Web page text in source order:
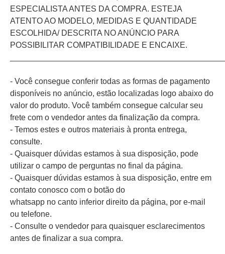
ESPECIALISTA ANTES DA COMPRA. ESTEJA
ATENTO AO MODELO, MEDIDAS E QUANTIDADE
ESCOLHIDA/ DESCRITA NO ANÚNCIO PARA
POSSIBILITAR COMPATIBILIDADE E ENCAIXE.
- Você consegue conferir todas as formas de pagamento
disponíveis no anúncio, estão localizadas logo abaixo do
valor do produto. Você também consegue calcular seu
frete com o vendedor antes da finalização da compra.
- Temos estes e outros materiais à pronta entrega,
consulte.
- Quaisquer dúvidas estamos à sua disposição, pode
utilizar o campo de perguntas no final da página.
- Quaisquer dúvidas estamos à sua disposição, entre em
contato conosco com o botão do
whatsapp no canto inferior direito da página, por e-mail
ou telefone.
- Consulte o vendedor para quaisquer esclarecimentos
antes de finalizar a sua compra.